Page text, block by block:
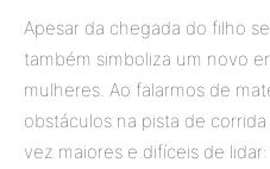
Apesar da chegada do filho
também simboliza um novo
mulheres. Ao falarmos de
obstáculos na pista de
vez maiores e difíceis de